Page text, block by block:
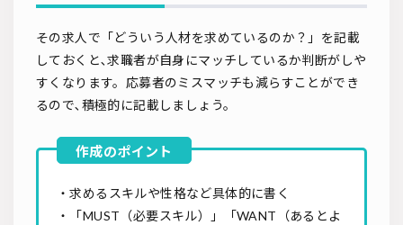
その求人で「どういう人材を求めているのか？」を記載
しておくと､求職者が自身にマッチしているか判断がしや
すくなります。応募者のミスマッチも減らすことができ
るので､積極的に記載しましょう。
・求めるスキルや性格など具体的に書く
・「MUST（必要スキル）」「WANT（あるとよ